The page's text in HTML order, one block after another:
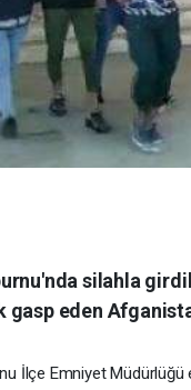
silahla
gasp eden
İlçe Emniyet Müdürlüğü